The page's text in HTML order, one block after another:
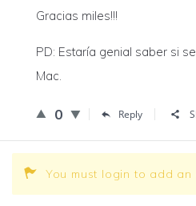
Gracias miles!!!
PD: Estaría genial saber si
Mac.
0 Reply
You must login to add an